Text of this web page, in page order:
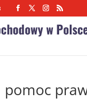
pomoc